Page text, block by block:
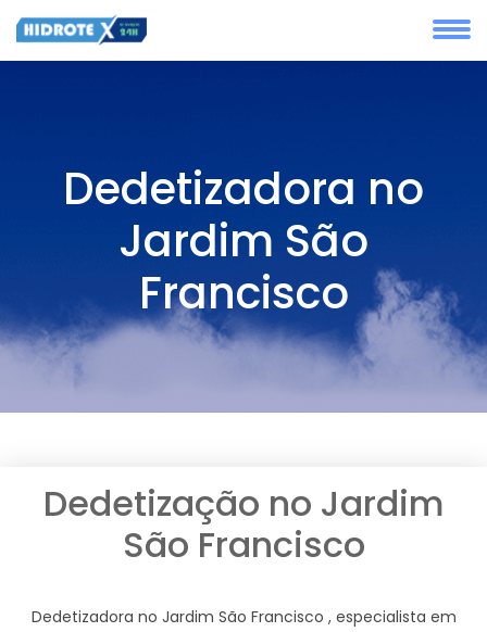
Dedetizadora no
Jardim São
Francisco
Dedetização no Jardim
São Francisco
Dedetizadora no Jardim São Francisco , especialista em